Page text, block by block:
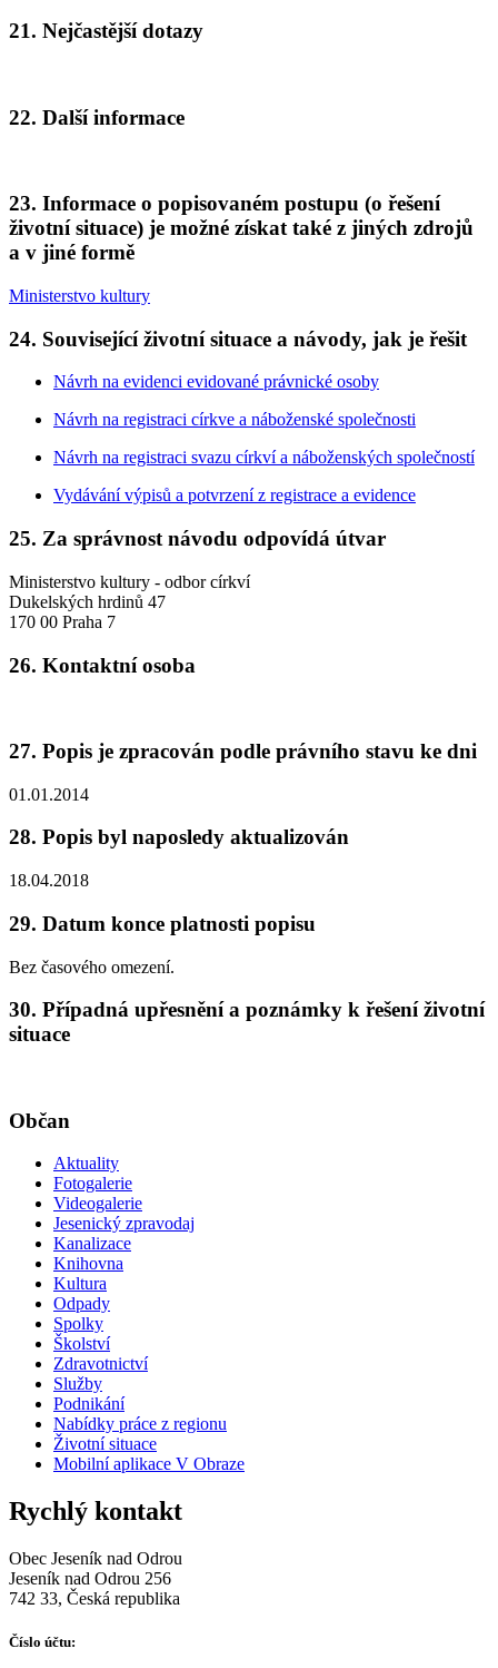
21. Nejčastější dotazy
22. Další informace
23. Informace o popisovaném postupu (o řešení
životní situace) je možné získat také z jiných zdrojů
a v jiné formě
Ministerstvo kultury
24. Související životní situace a návody, jak je řešit
Návrh na evidenci evidované právnické osoby
Návrh na registraci církve a náboženské společnosti
Návrh na registraci svazu církví a náboženských společností
Vydávání výpisů a potvrzení z registrace a evidence
25. Za správnost návodu odpovídá útvar
Ministerstvo kultury - odbor církví
Dukelských hrdinů 47
170 00 Praha 7
26. Kontaktní osoba
27. Popis je zpracován podle právního stavu ke dni
01.01.2014
28. Popis byl naposledy aktualizován
18.04.2018
29. Datum konce platnosti popisu
Bez časového omezení.
30. Případná upřesnění a poznámky k řešení životní
situace
Občan
Aktuality
Fotogalerie
Videogalerie
Jesenický zpravodaj
Kanalizace
Knihovna
Kultura
Odpady
Spolky
Školství
Zdravotnictví
Služby
Podnikání
Nabídky práce z regionu
Životní situace
Mobilní aplikace V Obraze
Rychlý kontakt
Obec Jeseník nad Odrou
Jeseník nad Odrou 256
742 33, Česká republika
Číslo účtu: